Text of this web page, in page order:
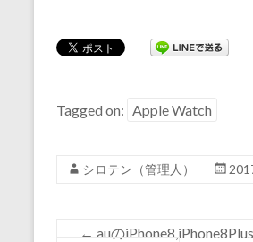
Tagged on: Apple Watch
シロテン（管理人）
← auの